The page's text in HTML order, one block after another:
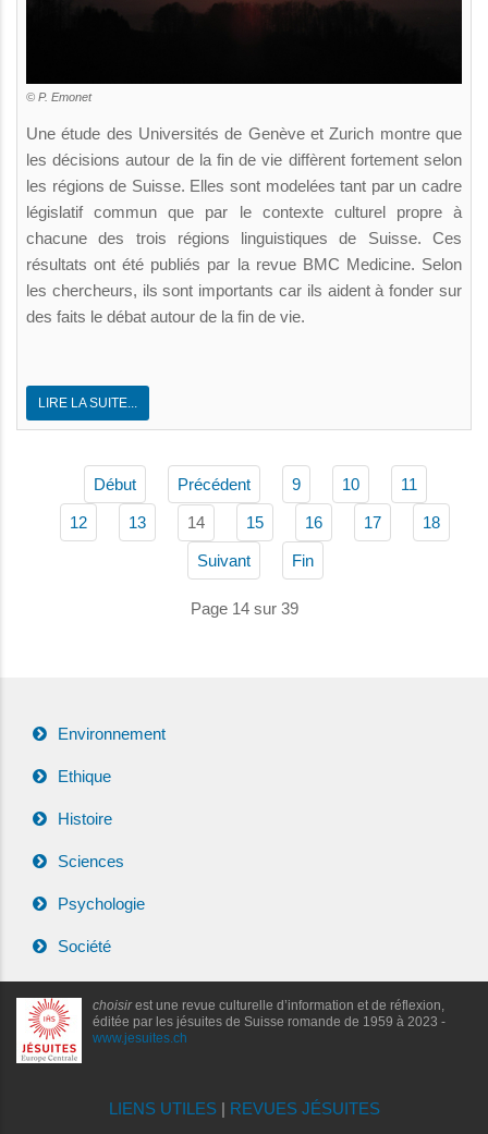
© P. Emonet
Une étude des Universités de Genève et Zurich montre que
les décisions autour de la fin de vie diffèrent fortement selon
les régions de Suisse. Elles sont modelées tant par un cadre
législatif commun que par le contexte culturel propre à
chacune des trois régions linguistiques de Suisse. Ces
résultats ont été publiés par la revue BMC Medicine. Selon
les chercheurs, ils sont importants car ils aident à fonder sur
des faits le débat autour de la fin de vie.
LIRE LA SUITE...
Début Précédent 9 10 11
12 13 14 15 16 17 18
Suivant Fin
Page 14 sur 39
Environnement
Ethique
Histoire
Sciences
Psychologie
Société
choisirest une revue culturelle d’information et de réflexion,
éditée par les jésuites de Suisse romande de 1959 à 2023 -
www.jesuites.ch
LIENS UTILES| REVUES JÉSUITES